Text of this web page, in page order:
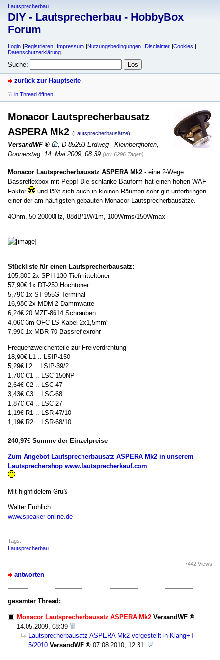
Lautsprecherbau
DIY - Lautsprecherbau - HobbyBox
Forum
Login Registrieren Impressum Nutzungsbedingungen Disclaimer
Cookies
Datenschutzerklärung
Suche:
zurück zur Hauptseite
in Thread öffnen
Monacor Lautsprecherbausatz
ASPERA Mk2 (Lautsprecherbausätze)
VersandWF D-85253 Erdweg - Kleinberghofen
Donnerstag, 14. Mai 2009, 08:39 (vor 6296 Tagen)
Monacor Lautsprecherbausatz ASPERA Mk2 - eine 2-Wege
Bassreflexbox mit Pepp! Die schlanke Bauform hat einen hohen WAF-
Faktor
und läßt sich auch in kleinen Räumen sehr gut unterbringen -
einer der am häufigsten gebauten Monacor Lautsprecherbausätze.
4Ohm, 50-20000Hz, 88dB/1W/1m, 100Wrms/150Wmax
Stückliste für einen Lautsprecherbausatz:
105,80€ 2x SPH-130 Tiefmitteltöner
57,90€ 1x DT-250 Hochtöner
5,79€ 1x ST-955G Terminal
16,98€ 2x MDM-2 Dämmwatte
6,24€ 20 MZF-8614 Schrauben
4,06€ 3m OFC-LS-Kabel 2x1,5mm²
7,99€ 1x MBR-70 Bassreflexrohr
Frequenzweichenteile zur Freiverdrahtung
18,90€ L1 .. LSIP-150
5,29€ L2 .. LSIP-39/2
1,70€ C1 .. LSC-150NP
2,64€ C2 .. LSC-47
3,43€ C3 .. LSC-68
1,87€ C4 .. LSC-27
1,19€ R1 .. LSR-47/10
1,19€ R2 .. LSR-68/10
------------------
240,97€ Summe der Einzelpreise
Zum Angebot Lautsprecherbausatz ASPERA Mk2 in unserem
Lautsprechershop www.lautsprecherkauf.com
Mit highfidelem Gruß
Walter Fröhlich
www.speaker-online.de
Tags:
Lautsprecherbau
antworten
7442 Views
gesamter Thread:
Monacor Lautsprecherbausatz ASPERA Mk2 VersandWF
14.05.2009, 08:39
Lautsprecherbausatz ASPERA Mk2 vorgestellt in Klang+T
5/2010 VersandWF 07.08.2010, 12:31